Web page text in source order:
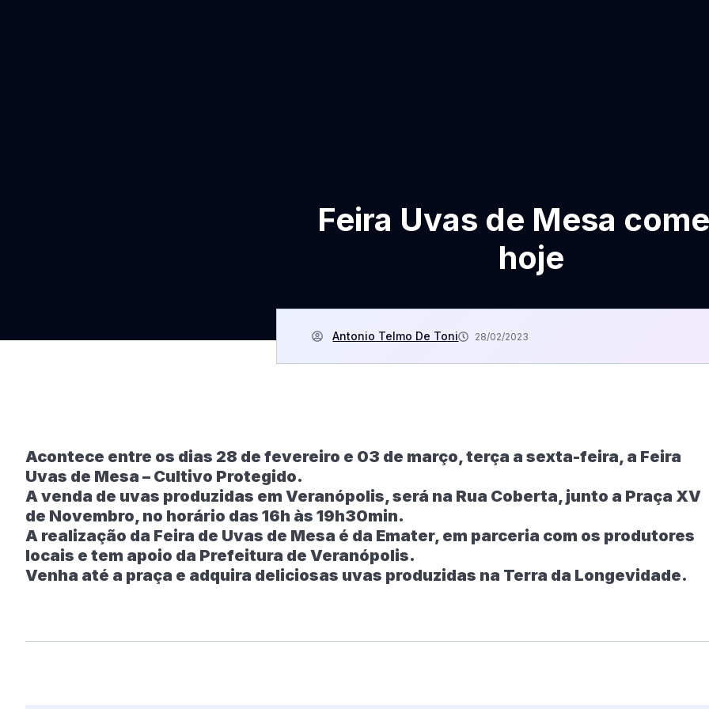
Feira Uvas de Mesa
hoje
Antonio Telmo De Toni 28/02/2023
Acontece entre os dias 28 de fevereiro e 03 de março, terça a sexta-feira, a Feira
Uvas de Mesa – Cultivo Protegido.
A venda de uvas produzidas em Veranópolis, será na Rua Coberta, junto a Praça XV
de Novembro, no horário das 16h às 19h30min.
A realização da Feira de Uvas de Mesa é da Emater, em parceria com os produtores
locais e tem apoio da Prefeitura de Veranópolis.
Venha até a praça e adquira deliciosas uvas produzidas na Terra da Longevidade.